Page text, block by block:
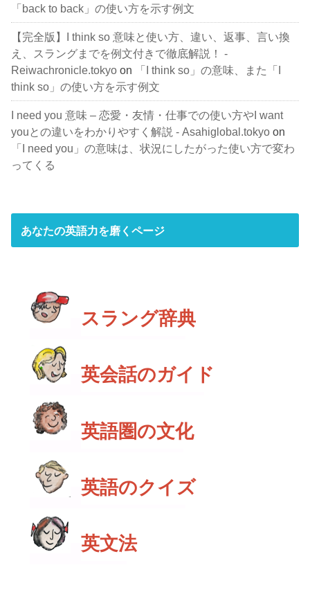
「back to back」の使い方を示す例文
【完全版】I think so 意味と使い方、違い、返事、言い換
え、スラングまでを例文付きで徹底解説！ -
Reiwachronicle.tokyo on
「I think so」の意味、また「I
think so」の使い方を示す例文
I need you 意味 – 恋愛・友情・仕事での使い方やI want
youとの違いをわかりやすく解説 - Asahiglobal.tokyo on
「I need you」の意味は、状況にしたがった使い方で変わ
ってくる
あなたの英語力を磨くページ
スラング辞典
英会話のガイド
英語圏の文化
英語のクイズ
英文法